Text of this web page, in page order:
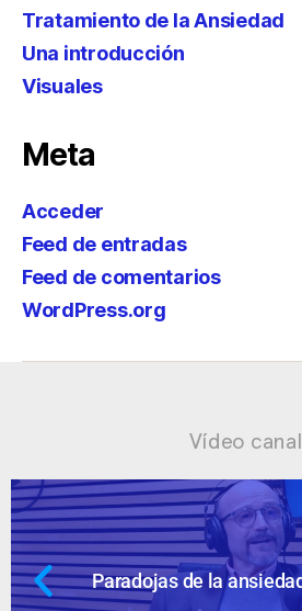
Tratamiento de la Ansiedad
Una introducción
Visuales
Meta
Acceder
Feed de entradas
Feed de comentarios
WordPress.org
Vídeo canal
ansiedad y el miedo